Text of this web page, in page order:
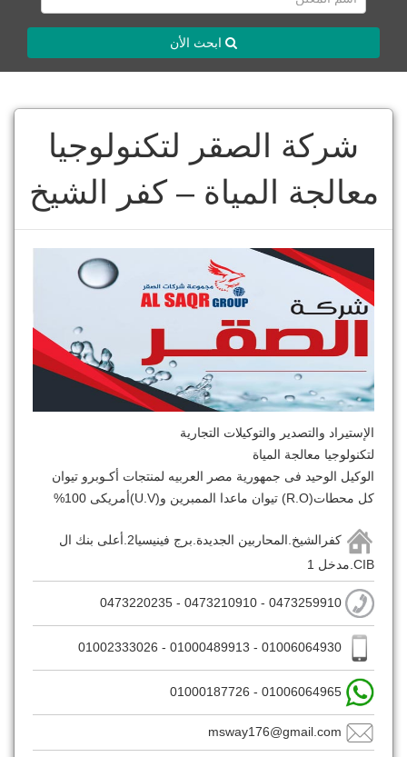
ابحث الأن
شركة الصقر لتكنولوجيا
معالجة المياة – كفر الشيخ
الإستيراد والتصدير والتوكيلات التجارية
لتكنولوجيا معالجة المياة
الوكيل الوحيد فى جمهورية مصر العربيه لمنتجات أكـوبرو تيوان
كل محطات(R.O) تيوان ماعدا الممبرين و(U.V)أمريكى 100%
كفرالشيخ.المحاربين الجديدة.برج فينيسيا2.أعلى بنك ال
CIB.مدخل 1
msway176@gmail.com